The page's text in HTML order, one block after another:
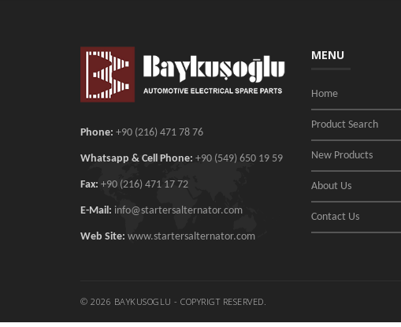
Phone: +90 (216) 471 78 76
Whatsapp & Cell Phone: +90 (549) 650 19 59
Fax: +90 (216) 471 17 72
E-Mail: info@startersalternator.com
Web Site: www.startersalternator.com
MENU
Home
Product Search
New Products
About Us
Contact Us
© 2026 BAYKUSOGLU - COPYRIGT RESERVED.